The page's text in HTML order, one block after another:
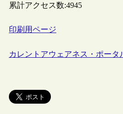
累計アクセス数:4945
印刷用ページ
カレントアウェアネス・ポータ